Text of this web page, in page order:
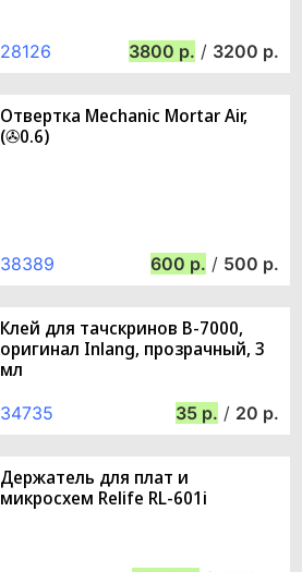
28126 3800 / 3200
Отвертка Mechanic Mortar Air,
(✇0.6)
38389 600 / 500
Клей для тачскринов B-7000,
оригинал Inlang, прозрачный, 3
мл
34735 35 / 20
Держатель для плат и
микросхем Relife RL-601i